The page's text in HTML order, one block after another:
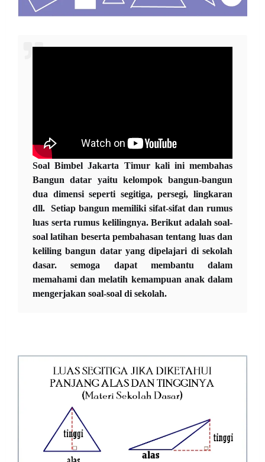
Soal Bimbel Jakarta Timur kali ini membahas
Bangun datar yaitu kelompok bangun-bangun
dua dimensi seperti segitiga, persegi, lingkaran
dll. Setiap bangun memiliki sifat-sifat dan rumus
luas serta rumus kelilingnya. Berikut adalah soal-
soal latihan beserta pembahasan tentang luas dan
keliling bangun datar yang dipelajari di sekolah
dasar. semoga dapat membantu dalam
memahami dan melatih kemampuan anak dalam
mengerjakan soal-soal di sekolah.